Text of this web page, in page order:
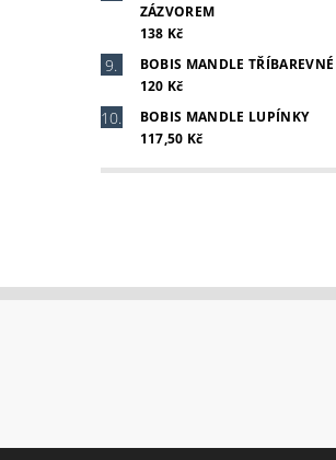
ZÁZVOREM
138 Kč
BOBIS MANDLE TŘÍBAREVNÉ
120 Kč
BOBIS MANDLE LUPÍNKY
117,50 Kč